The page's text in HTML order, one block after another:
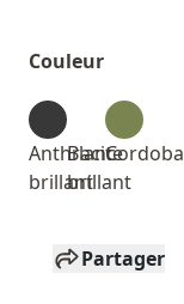
Couleur
Anthracite
brillant
Blanc
brillant
Cordoba
Partager